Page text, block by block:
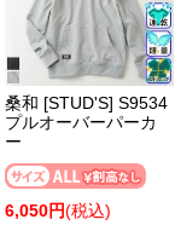
桑和 [STUD'S] S9534
プルオーバーパーカ
ー
6,050円(税込)